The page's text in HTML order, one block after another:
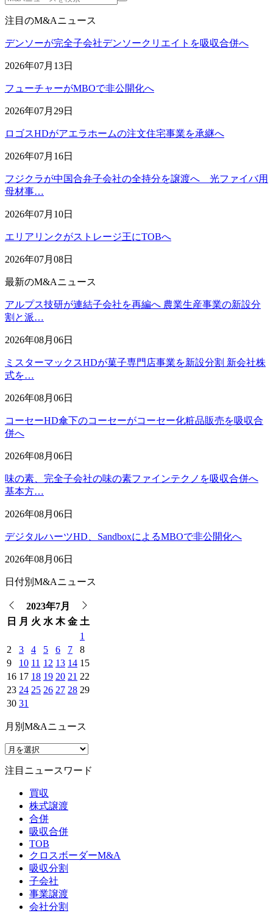
注目のM&Aニュース
デンソーが完全子会社デンソークリエイトを吸収合併へ
2026年07月13日
フューチャーがMBOで非公開化へ
2026年07月29日
ロゴスHDがアエラホームの注文住宅事業を承継へ
2026年07月16日
フジクラが中国合弁子会社の全持分を譲渡へ 光ファイバ用
母材事…
2026年07月10日
エリアリンクがストレージ王にTOBへ
2026年07月08日
最新のM&Aニュース
アルプス技研が連結子会社を再編へ 農業生産事業の新設分
割と派…
2026年08月06日
ミスターマックスHDが菓子専門店事業を新設分割 新会社株
式を…
2026年08月06日
コーセーHD傘下のコーセーがコーセー化粧品販売を吸収合
併へ
2026年08月06日
味の素、完全子会社の味の素ファインテクノを吸収合併へ
基本方…
2026年08月06日
デジタルハーツHD、SandboxによるMBOで非公開化へ
2026年08月06日
日付別M&Aニュース
2023年7月
日
月 火 水 木 金 土
1
2
3 4 5 6 7
8
9
10 11 12 13 14 15
16 17 18 19 20 21 22
23 24 25 26 27 28 29
30 31
月別M&Aニュース
注目ニュースワード
買収
株式譲渡
合併
吸収合併
TOB
クロスボーダーM&A
吸収分割
子会社
事業譲渡
会社分割